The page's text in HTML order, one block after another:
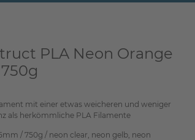
PLA Neon Orange
mit einer etwas weicheren und weniger
als herkömmliche PLA Filamente
/ 750g / neon clear, neon gelb, neon